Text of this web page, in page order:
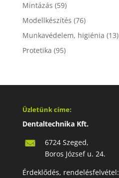
Mintázás (59)
Modellkészítés (76)
Munkavédelem, higiénia (13)
Protetika (95)
Üzletünk címe:
Dentaltechnika Kft.
6724 Szeged,
Boros József u. 24.
Érdeklődés, rendelésfelvétel: